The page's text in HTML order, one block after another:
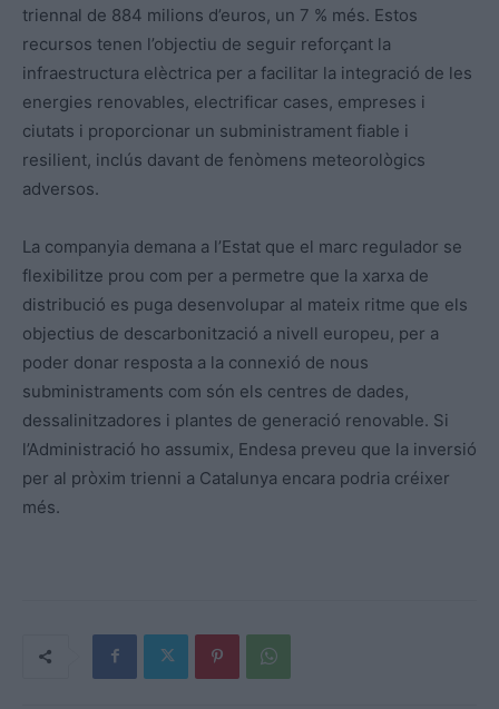
triennal de 884 milions d’euros, un 7 % més. Estos
recursos tenen l’objectiu de seguir reforçant la
infraestructura elèctrica per a facilitar la integració de les
energies renovables, electrificar cases, empreses i
ciutats i proporcionar un subministrament fiable i
resilient, inclús davant de fenòmens meteorològics
adversos.
La companyia demana a l’Estat que el marc regulador se
flexibilitze prou com per a permetre que la xarxa de
distribució es puga desenvolupar al mateix ritme que els
objectius de descarbonització a nivell europeu, per a
poder donar resposta a la connexió de nous
subministraments com són els centres de dades,
dessalinitzadores i plantes de generació renovable. Si
l’Administració ho assumix, Endesa preveu que la inversió
per al pròxim trienni a Catalunya encara podria créixer
més.